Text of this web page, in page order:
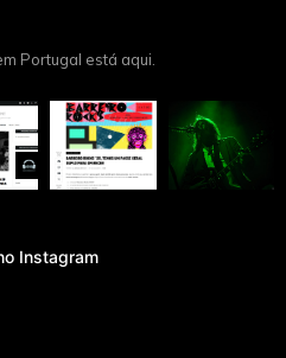
Portugal está aqui.
Instagram